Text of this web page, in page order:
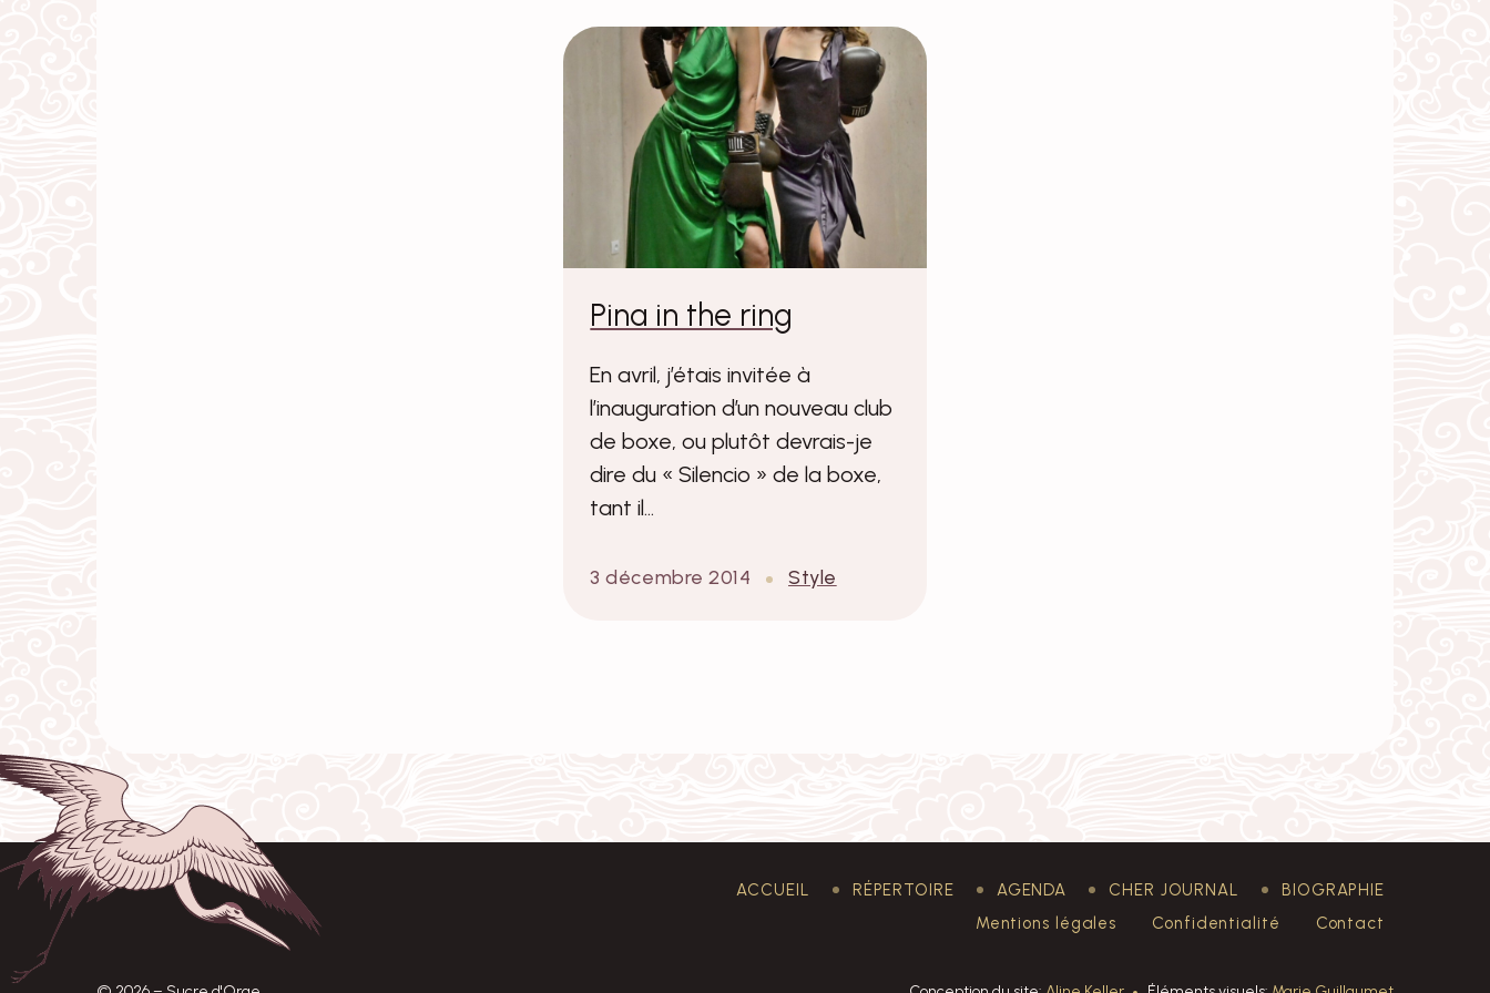
Pina in the ring
En avril, j’étais invitée à
l’inauguration d’un nouveau club
de boxe, ou plutôt devrais-je
dire du « Silencio » de la boxe,
tant il…
3 décembre 2014 Style
ACCUEIL RÉPERTOIRE AGENDA CHER JOURNAL
BIOGRAPHIE
Mentions légales
Confidentialité Contact